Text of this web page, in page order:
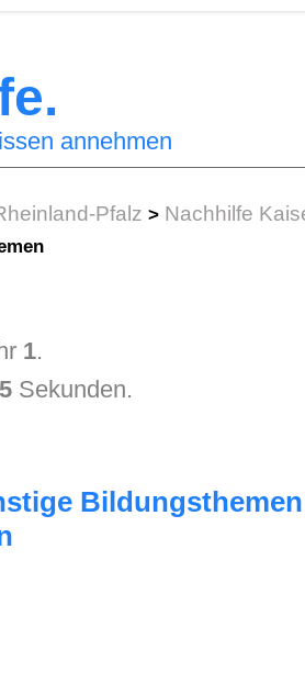
annehmen
Pfalz > Nachhilfe
1.
Sekunden.